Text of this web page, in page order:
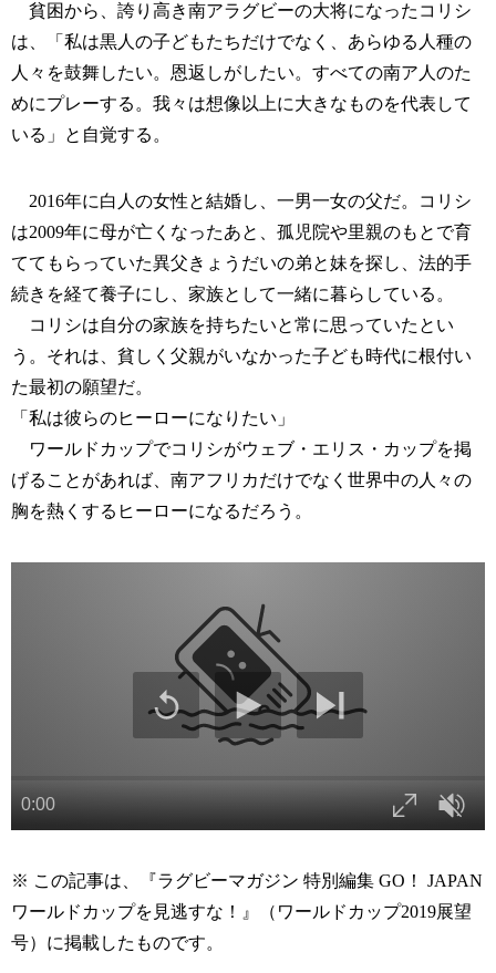
貧困から、誇り高き南アラグビーの大将になったコリシ
は、「私は黒人の子どもたちだけでなく、あらゆる人種の
人々を鼓舞したい。恩返しがしたい。すべての南ア人のた
めにプレーする。我々は想像以上に大きなものを代表して
いる」と自覚する。
2016年に白人の女性と結婚し、一男一女の父だ。コリシ
は2009年に母が亡くなったあと、孤児院や里親のもとで育
ててもらっていた異父きょうだいの弟と妹を探し、法的手
続きを経て養子にし、家族として一緒に暮らしている。
コリシは自分の家族を持ちたいと常に思っていたとい
う。それは、貧しく父親がいなかった子ども時代に根付い
た最初の願望だ。
「私は彼らのヒーローになりたい」
ワールドカップでコリシがウェブ・エリス・カップを掲
げることがあれば、南アフリカだけでなく世界中の人々の
胸を熱くするヒーローになるだろう。
※ この記事は、『ラグビーマガジン 特別編集 GO！ JAPAN
ワールドカップを見逃すな！』（ワールドカップ2019展望
号）に掲載したものです。